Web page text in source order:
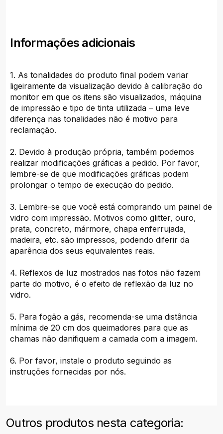
Informações adicionais
1. As tonalidades do produto final podem variar
ligeiramente da visualização devido à calibração do
monitor em que os itens são visualizados, máquina
de impressão e tipo de tinta utilizada – uma leve
diferença nas tonalidades não é motivo para
reclamação.
2. Devido à produção própria, também podemos
realizar modificações gráficas a pedido. Por favor,
lembre-se de que modificações gráficas podem
prolongar o tempo de execução do pedido.
3. Lembre-se que você está comprando um painel de
vidro com impressão. Motivos como glitter, ouro,
prata, concreto, mármore, chapa enferrujada,
madeira, etc. são impressos, podendo diferir da
aparência dos seus equivalentes reais.
4. Reflexos de luz mostrados nas fotos não fazem
parte do motivo, é o efeito de reflexão da luz no
vidro.
5. Para fogão a gás, recomenda-se uma distância
mínima de 20 cm dos queimadores para que as
chamas não danifiquem a camada com a imagem.
6. Por favor, instale o produto seguindo as
instruções fornecidas por nós.
Outros produtos nesta categoria: